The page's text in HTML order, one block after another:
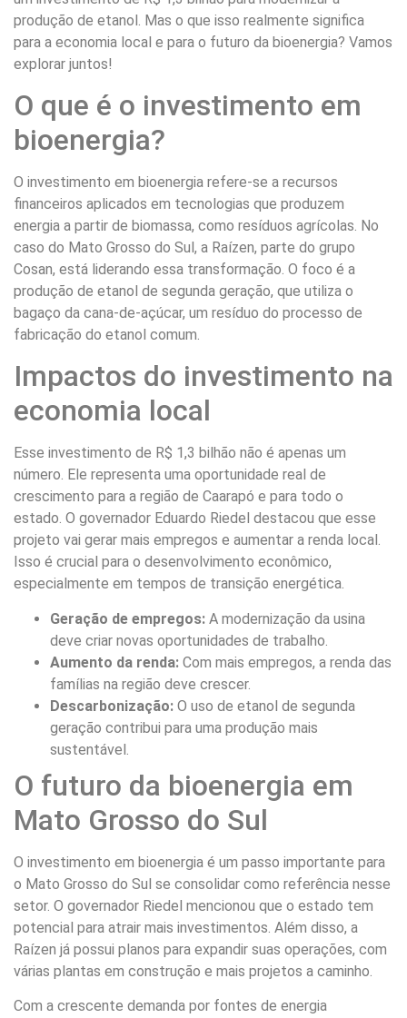
produção de etanol. Mas o que isso realmente significa
para a economia local e para o futuro da bioenergia? Vamos
explorar juntos!
O que é o investimento em
bioenergia?
O investimento em bioenergia refere-se a recursos
financeiros aplicados em tecnologias que produzem
energia a partir de biomassa, como resíduos agrícolas. No
caso do Mato Grosso do Sul, a Raízen, parte do grupo
Cosan, está liderando essa transformação. O foco é a
produção de etanol de segunda geração, que utiliza o
bagaço da cana-de-açúcar, um resíduo do processo de
fabricação do etanol comum.
Impactos do investimento na
economia local
Esse investimento de R$ 1,3 bilhão não é apenas um
número. Ele representa uma oportunidade real de
crescimento para a região de Caarapó e para todo o
estado. O governador Eduardo Riedel destacou que esse
projeto vai gerar mais empregos e aumentar a renda local.
Isso é crucial para o desenvolvimento econômico,
especialmente em tempos de transição energética.
Geração de empregos: A modernização da usina
deve criar novas oportunidades de trabalho.
Aumento da renda: Com mais empregos, a renda das
famílias na região deve crescer.
Descarbonização: O uso de etanol de segunda
geração contribui para uma produção mais
sustentável.
O futuro da bioenergia em
Mato Grosso do Sul
O investimento em bioenergia é um passo importante para
o Mato Grosso do Sul se consolidar como referência nesse
setor. O governador Riedel mencionou que o estado tem
potencial para atrair mais investimentos. Além disso, a
Raízen já possui planos para expandir suas operações, com
várias plantas em construção e mais projetos a caminho.
Com a crescente demanda por fontes de energia